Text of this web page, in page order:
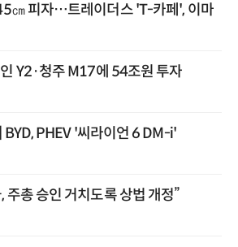
㎝ 피자…트레이더스 'T-카페', 이마
Y2·청주 M17에 54조원 투자
BYD, PHEV '씨라이언 6 DM-i'
주총 승인 거치도록 상법 개정”